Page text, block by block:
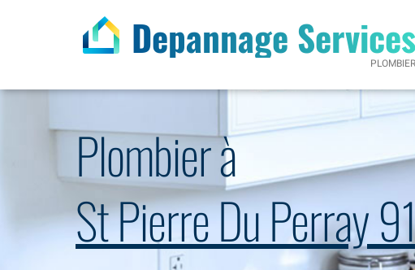
Depannage Services
PLOMBIER
Plombier à
St Pierre Du Perray